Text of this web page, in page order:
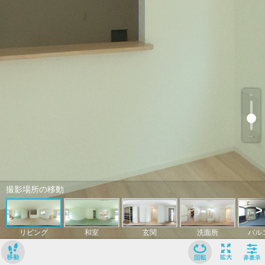
撮影場所の移動
リビング 和室 玄関 洗面所 バル
>
﹢
﹣